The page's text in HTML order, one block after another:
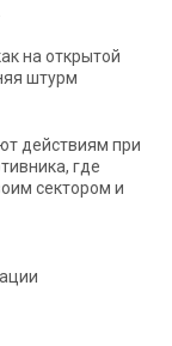
на открытой
штурм
действиям при
где
сектором и